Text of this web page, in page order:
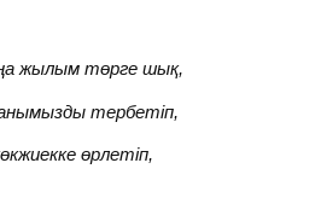
жылым төрге шық,
тербетіп,
өрлетіп,